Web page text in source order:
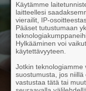
Käytämme
laitteellesi
vierailit, IP-
Pääset tutustumaan
Hylkääminen voi
käytettävyyteen.
Jotkin teknologiamme
suostumusta, jos
vastustaa tätä tai